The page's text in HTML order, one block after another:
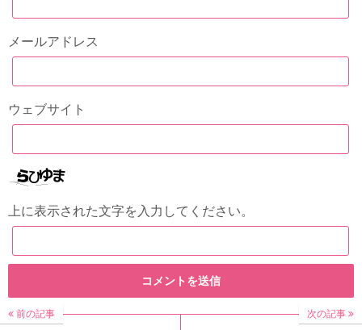
メールアドレス
ウェブサイト
上に表示された文字を入力してください。
前の記事 次の記事